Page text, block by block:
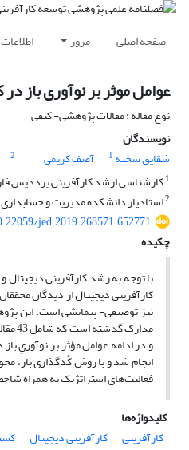
صفحه اصلی مرور
عوامل موثر بر نوآوری باز
نوع مقاله : مقالات پژوهشی- کیفی
نویسندگان
شقایق سخته 1 آصف کریمی
2
1کارشناسی ارشد کارآفرینی پرددیس
2استادیار دانشکده مدیریت و
jed.2019.268571.652771
چکیده
با توجه به رشد کارآفرینی دیجیتال
کارآفرینی دیجیتال از دیدگان
نیز توصیفی- پیمایشی است. این
و در ادامه عوامل مؤثر بر نوآوریِ
انجام شد و با روش کُدگذاری باز،
فعالیت‌های استراتژیک به همراه
کلیدواژه‌ها
کارآفرینی
کارآفرینی دیجیتال